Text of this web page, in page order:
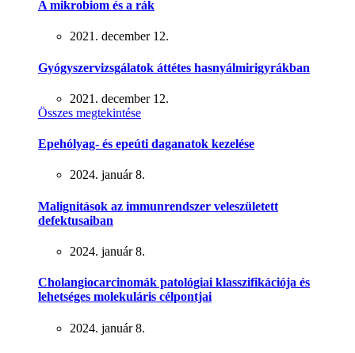
A mikrobiom és a rák
2021. december 12.
Gyógyszervizsgálatok áttétes hasnyálmirigyrákban
2021. december 12.
Összes megtekintése
Epehólyag- és epeúti daganatok kezelése
2024. január 8.
Malignitások az immunrendszer veleszületett
defektusaiban
2024. január 8.
Cholangiocarcinomák patológiai klasszifikációja és
lehetséges molekuláris célpontjai
2024. január 8.